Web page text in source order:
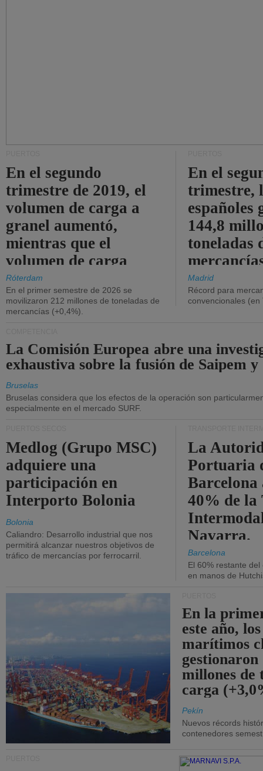
En el segundo
trimestre de 2019, el
volumen de carga a
granel aumentó,
mientras que el
volumen de carga
general disminuyó.
Róterdam
En el primer semestre de 2026 se
movilizaron 212 millones de toneladas de
mercancías (+0,4%).
En el
trimestre,
españoles
144,8
toneladas
Madrid
Récord para
convencionales (en
La Comisión Europea abre una
exhaustiva sobre la fusión de Saipem y
Bruselas
Bruselas considera que los efectos de la operación son
especialmente en el mercado SURF.
Medlog (Grupo MSC)
adquiere una
participación en
Interporto Bolonia
Bolonia
Caliandro: Desarrollo industrial que nos
permitirá alcanzar nuestros objetivos de
tráfico de mercancías por ferrocarril.
La
Portuaria
40% de la
Navarra.
Barcelona
El 60% restante
en manos de
En la
este año,
marítimos
gestionaron
millones de
carga
Pekín
Nuevos récords
contenedores